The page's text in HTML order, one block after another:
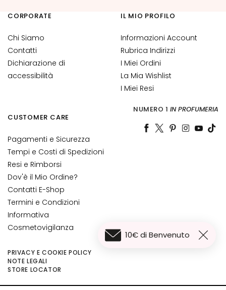
a
E
S
I
E
A
G
o
c
e
M
a
g
i
h
e
A
10€ di Benvenuto
CORPORATE
Chi Siamo
Contatti
Dichiarazione di
accessibilità
CUSTOMER CARE
Pagamenti e Sicurezza
Tempi e Costi di Spedizioni
Resi e Rimborsi
Dov'è il Mio Ordine?
Contatti E-Shop
Termini e Condizioni
Informativa
Cosmetovigilanza
PRIVACY E COOKIE POLICY
NOTE LEGALI
STORE LOCATOR
IL MIO PROFILO
Informazioni Account
Rubrica Indirizzi
I Miei Ordini
La Mia Wishlist
I Miei Resi
NUMERO 1 IN PROFUMERIA